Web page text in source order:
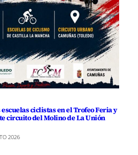
ciclistas en el Trofeo Feria y
circuito del Molino de La Unión
2026